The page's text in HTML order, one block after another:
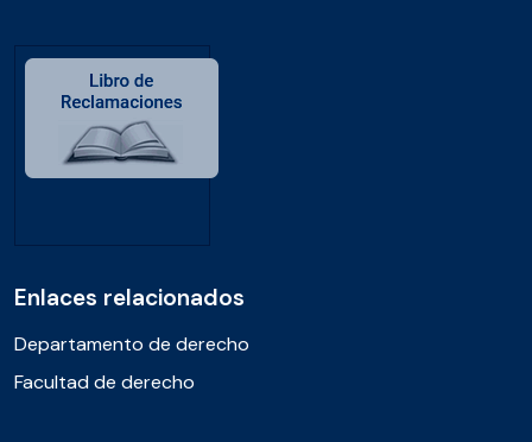
Enlaces relacionados
Departamento de derecho
Facultad de derecho